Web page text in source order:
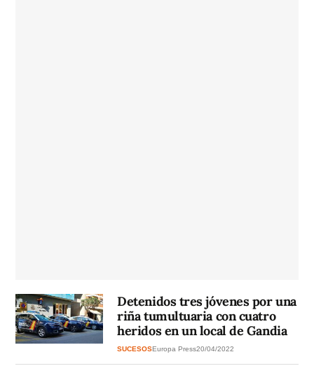
Detenidos tres jóvenes por una
riña tumultuaria con cuatro
heridos en un local de Gandia
SUCESOSEuropa Press20/04/2022